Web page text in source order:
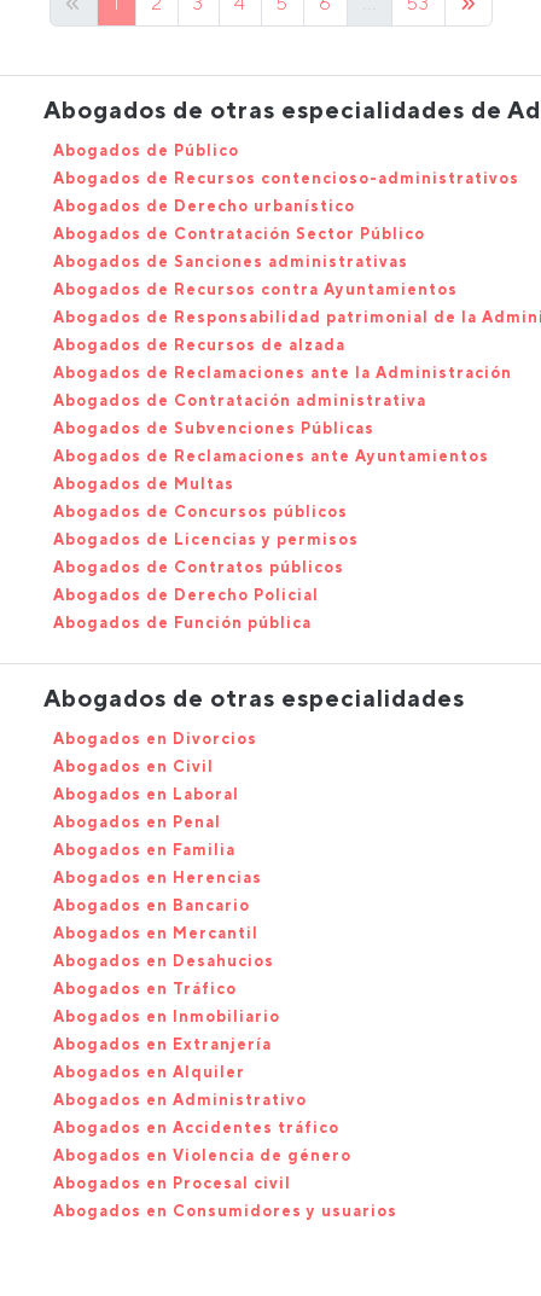
Abogados de otras especialidades de
Abogados de Público
Abogados de Recursos contencioso-administrativos
Abogados de Derecho urbanístico
Abogados de Contratación Sector Público
Abogados de Sanciones administrativas
Abogados de Recursos contra Ayuntamientos
Abogados de Responsabilidad patrimonial de la
Abogados de Recursos de alzada
Abogados de Reclamaciones ante la Administración
Abogados de Contratación administrativa
Abogados de Subvenciones Públicas
Abogados de Reclamaciones ante Ayuntamientos
Abogados de Multas
Abogados de Concursos públicos
Abogados de Licencias y permisos
Abogados de Contratos públicos
Abogados de Derecho Policial
Abogados de Función pública
Abogados de otras especialidades
Abogados en Divorcios
Abogados en Civil
Abogados en Laboral
Abogados en Penal
Abogados en Familia
Abogados en Herencias
Abogados en Bancario
Abogados en Mercantil
Abogados en Desahucios
Abogados en Tráfico
Abogados en Inmobiliario
Abogados en Extranjería
Abogados en Alquiler
Abogados en Administrativo
Abogados en Accidentes tráfico
Abogados en Violencia de género
Abogados en Procesal civil
Abogados en Consumidores y usuarios